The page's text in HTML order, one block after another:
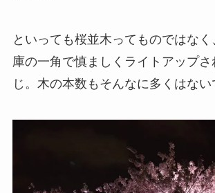
といっても桜並木ってものではな
庫の一角で慎ましくライトアップ
じ。木の本数もそんなに多くはない